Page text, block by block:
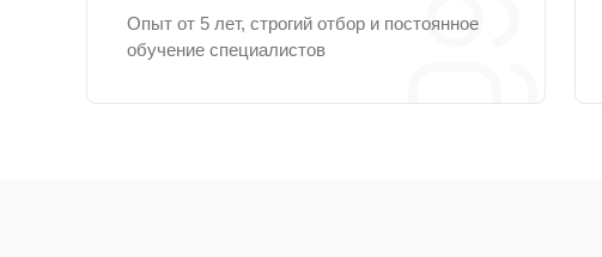
Опыт от 5 лет, строгий отбор и постоянное
обучение специалистов